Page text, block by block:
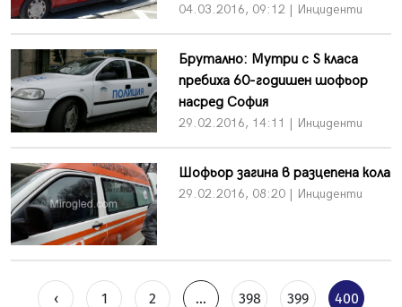
04.03.2016, 09:12 | Инциденти
Брутално: Мутри с S класа
пребиха 60-годишен шофьор
насред София
29.02.2016, 14:11 | Инциденти
Шофьор загина в разцепена кола
29.02.2016, 08:20 | Инциденти
‹ 1 2 ... 398 399 400